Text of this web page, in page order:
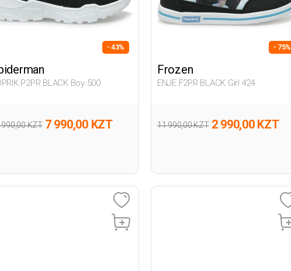
- 43%
BLACK Boy 500
KZT 7 990,00 KZT
- 75%
Frozen
ENJE.F2PR BLACK Girl 424
11 990,00 KZT 2 990,00 KZT